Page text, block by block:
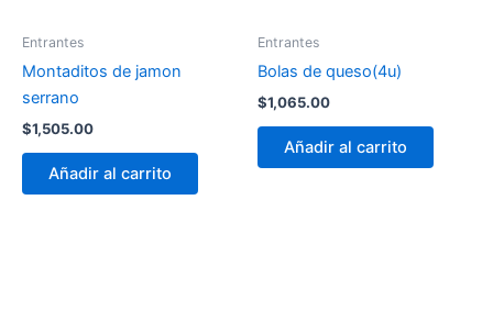
Entrantes
Montaditos de jamon
serrano
$1,505.00
Añadir al carrito
Entrantes
Bolas de queso(4u)
$1,065.00
Añadir al carrito